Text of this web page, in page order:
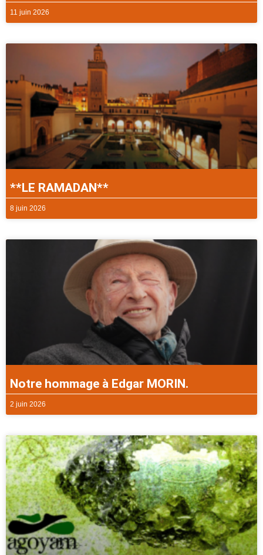
11 juin 2026
**LE RAMADAN**
8 juin 2026
Notre hommage à Edgar MORIN.
2 juin 2026